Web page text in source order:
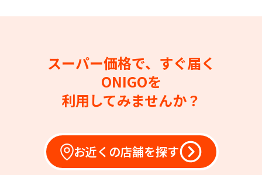
スーパー価格で、すぐ届く
ONIGOを
利用してみませんか？
お近くの店舗を探す